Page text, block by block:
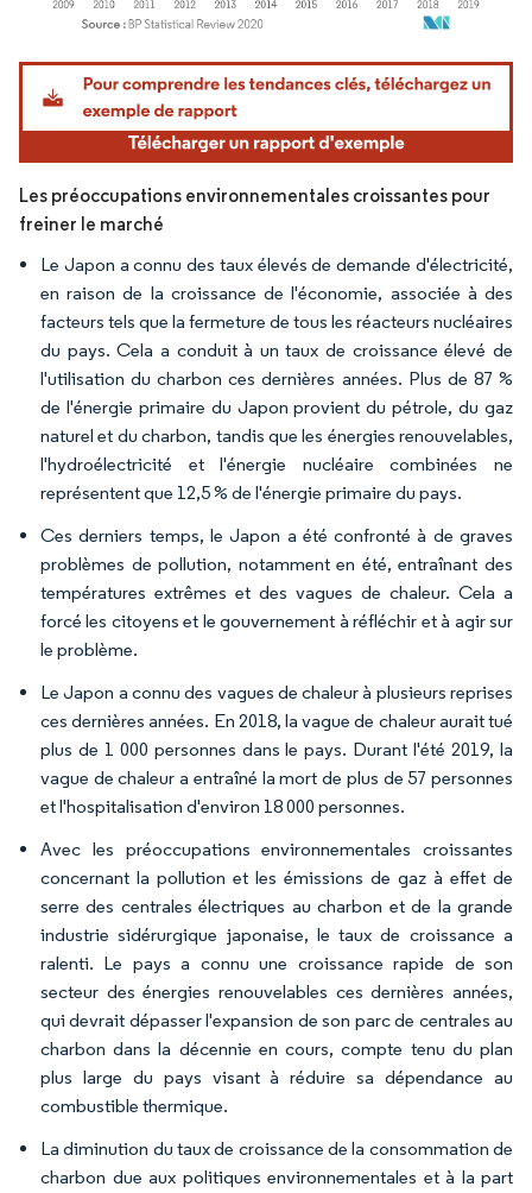
Image © Mordor Intelligence. La réutilisation nécessite une attribution sous CC BY
Les préoccupations environnementales croissantes pour
freiner le marché
Le Japon a connu des taux élevés de demande d'électricité,
en raison de la croissance de l'économie, associée à des
facteurs tels que la fermeture de tous les réacteurs nucléaires
du pays. Cela a conduit à un taux de croissance élevé de
l'utilisation du charbon ces dernières années. Plus de 87 %
de l'énergie primaire du Japon provient du pétrole, du gaz
naturel et du charbon, tandis que les énergies renouvelables,
l'hydroélectricité et l'énergie nucléaire combinées ne
représentent que 12,5 % de l'énergie primaire du pays.
Ces derniers temps, le Japon a été confronté à de graves
problèmes de pollution, notamment en été, entraînant des
températures extrêmes et des vagues de chaleur. Cela a
forcé les citoyens et le gouvernement à réfléchir et à agir sur
le problème.
Le Japon a connu des vagues de chaleur à plusieurs reprises
ces dernières années. En 2018, la vague de chaleur aurait tué
plus de 1 000 personnes dans le pays. Durant l'été 2019, la
vague de chaleur a entraîné la mort de plus de 57 personnes
et l'hospitalisation d'environ 18 000 personnes.
Avec les préoccupations environnementales croissantes
concernant la pollution et les émissions de gaz à effet de
serre des centrales électriques au charbon et de la grande
industrie sidérurgique japonaise, le taux de croissance a
ralenti. Le pays a connu une croissance rapide de son
secteur des énergies renouvelables ces dernières années,
qui devrait dépasser l'expansion de son parc de centrales au
charbon dans la décennie en cours, compte tenu du plan
plus large du pays visant à réduire sa dépendance au
combustible thermique.
La diminution du taux de croissance de la consommation de
charbon due aux politiques environnementales et à la part